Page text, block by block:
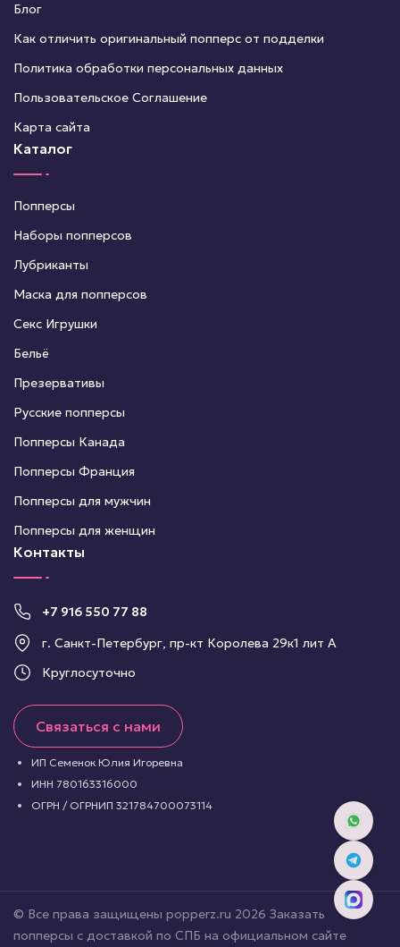
Блог
Как отличить оригинальный попперс от подделки
Политика обработки персональных данных
Пользовательское Соглашение
Карта сайта
Каталог
Попперсы
Наборы попперсов
Лубриканты
Маска для попперсов
Секс Игрушки
Бельё
Презервативы
Русские попперсы
Попперсы Канада
Попперсы Франция
Попперсы для мужчин
Попперсы для женщин
Контакты
+7 916 550 77 88
г. Санкт-Петербург, пр-кт Королева 29к1 лит А
Круглосуточно
Связаться с нами
ИП Семенок Юлия Игоревна
ИНН 780163316000
ОГРН / ОГРНИП 321784700073114
© Все права защищены popperz.ru 2026 Заказать
попперсы с доставкой по СПБ на официальном сайте